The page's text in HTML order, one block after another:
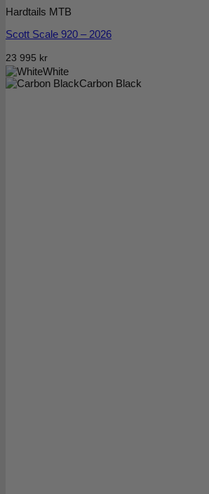
White
Carbon Black
Hardtails MTB
Scott Scale 920 – 2026
23 995 kr